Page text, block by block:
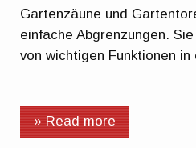
Gartenzäune und
einfache Abgrenzungen.
von wichtigen Funktionen in
» Read more